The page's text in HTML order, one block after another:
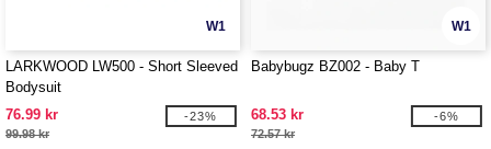
W1
LARKWOOD LW500 - Short Sleeved
Bodysuit
76.99 kr
99.98 kr
-23%
W1
Babybugz BZ002 - Baby T
68.53 kr
72.57 kr
-6%